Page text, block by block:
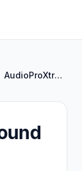
AudioProXtremeSound